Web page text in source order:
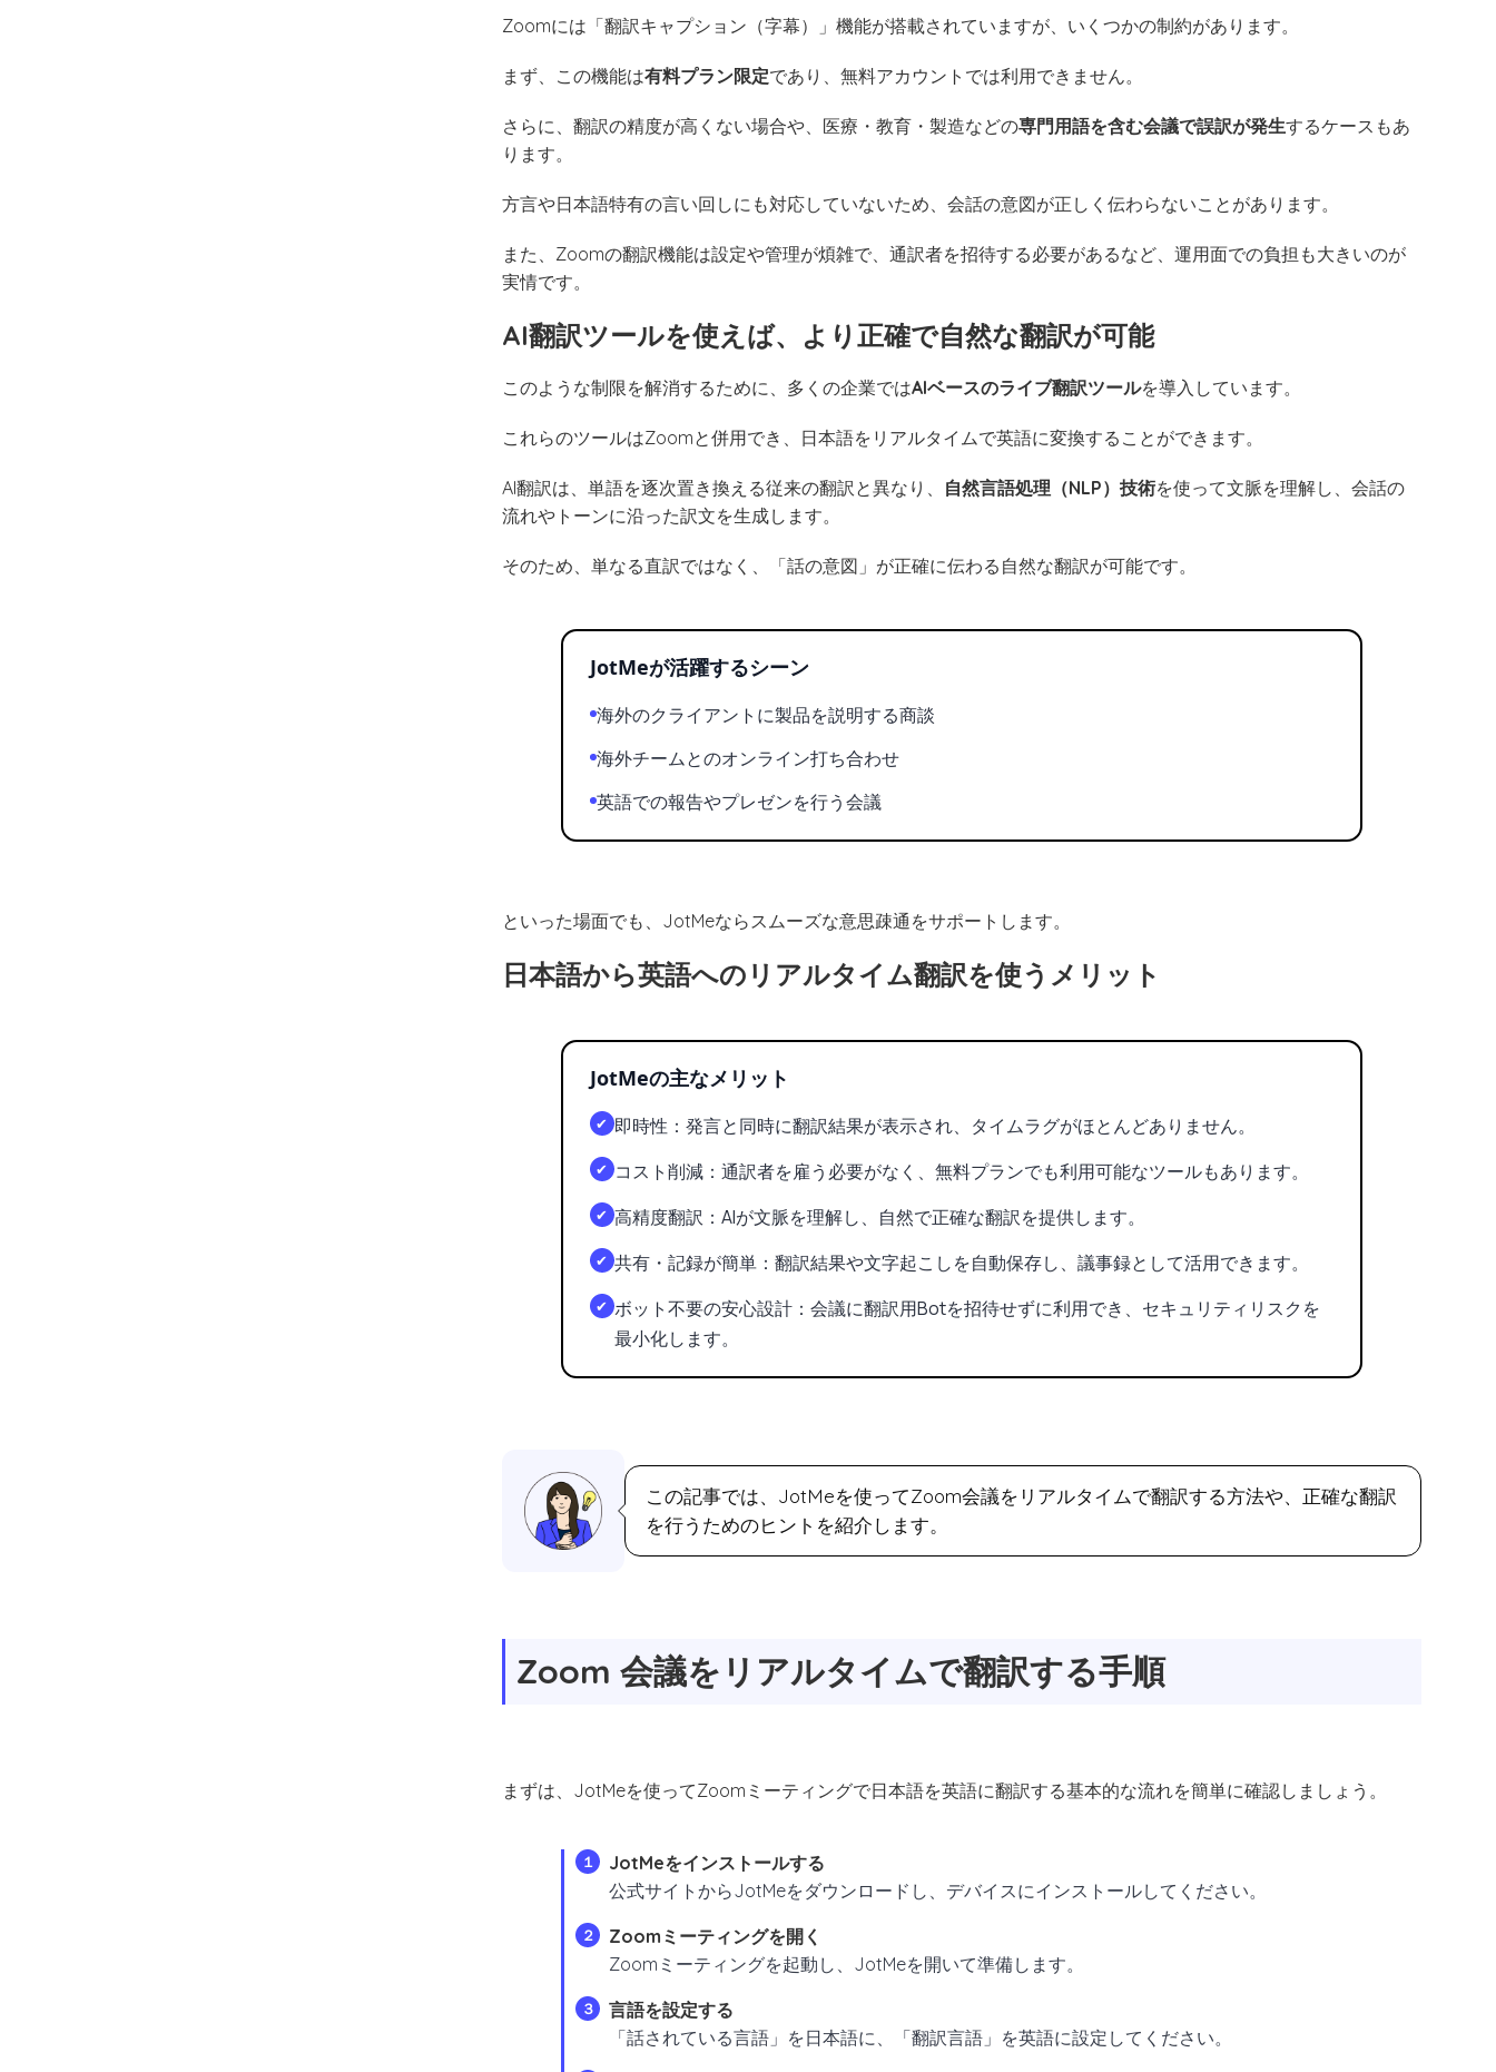
Zoomには「翻訳キャプション（字幕）」機能が搭載されていますが、いくつかの制約があります。
まず、この機能は有料プラン限定であり、無料アカウントでは利用できません。
さらに、翻訳の精度が高くない場合や、医療・教育・製造などの専門用語を含む会議で誤訳が発生するケースもあ
ります。
方言や日本語特有の言い回しにも対応していないため、会話の意図が正しく伝わらないことがあります。
また、Zoomの翻訳機能は設定や管理が煩雑で、通訳者を招待する必要があるなど、運用面での負担も大きいのが
実情です。
AI翻訳ツールを使えば、より正確で自然な翻訳が可能
このような制限を解消するために、多くの企業ではAIベースのライブ翻訳ツールを導入しています。
これらのツールはZoomと併用でき、日本語をリアルタイムで英語に変換することができます。
AI翻訳は、単語を逐次置き換える従来の翻訳と異なり、 自然言語処理（NLP）技術を使って文脈を理解し、会話の
流れやトーンに沿った訳文を生成します。
そのため、単なる直訳ではなく、「話の意図」が正確に伝わる自然な翻訳が可能です。
JotMeが活躍するシーン
海外のクライアントに製品を説明する商談
海外チームとのオンライン打ち合わせ
英語での報告やプレゼンを行う会議
といった場面でも、JotMeならスムーズな意思疎通をサポートします。
日本語から英語へのリアルタイム翻訳を使うメリット
JotMeの主なメリット
✔ 即時性：発言と同時に翻訳結果が表示され、タイムラグがほとんどありません。
✔ コスト削減：通訳者を雇う必要がなく、無料プランでも利用可能なツールもあります。
✔ 高精度翻訳：AIが文脈を理解し、自然で正確な翻訳を提供します。
✔ 共有・記録が簡単：翻訳結果や文字起こしを自動保存し、議事録として活用できます。
✔ ボット不要の安心設計：会議に翻訳用Botを招待せずに利用でき、セキュリティリスクを
最小化します。
この記事では、JotMeを使ってZoom会議をリアルタイムで翻訳する方法や、正確な翻訳
を行うためのヒントを紹介します。
Zoom 会議をリアルタイムで翻訳する手順
まずは、JotMeを使ってZoomミーティングで日本語を英語に翻訳する基本的な流れを簡単に確認しましょう。
１
JotMeをインストールする
公式サイトからJotMeをダウンロードし、デバイスにインストールしてください。
２
Zoomミーティングを開く
Zoomミーティングを起動し、JotMeを開いて準備します。
３
言語を設定する
「話されている言語」を日本語に、「翻訳言語」を英語に設定してください。